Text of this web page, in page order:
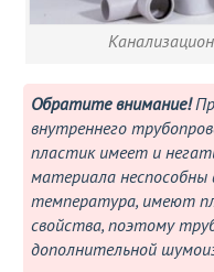
Обратите внимание!
внутреннего
пластик имеет и
материала
температура, имеют
свойства, поэтому
дополнительной